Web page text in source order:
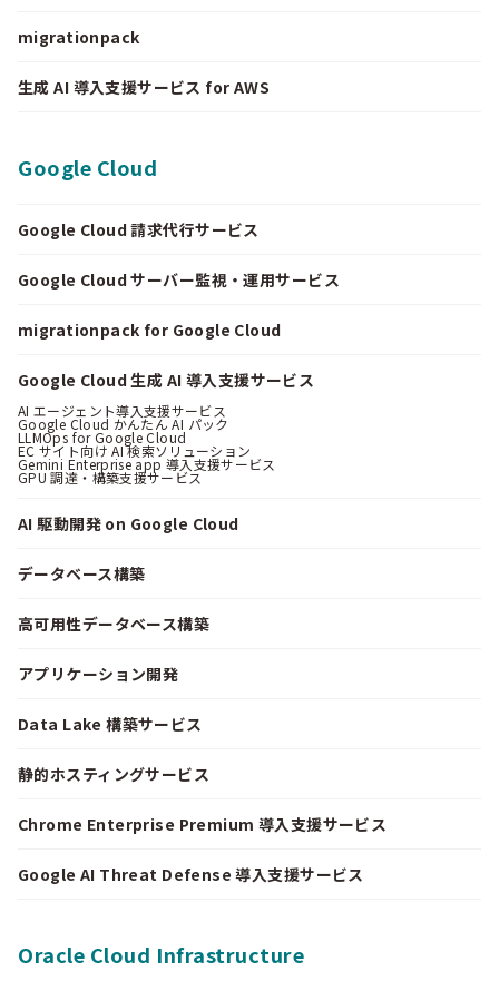
migrationpack
生成 AI 導入支援サービス for AWS
Google Cloud
Google Cloud 請求代行サービス
Google Cloud サーバー監視・運用サービス
migrationpack for Google Cloud
Google Cloud 生成 AI 導入支援サービス
AI エージェント導入支援サービス
Google Cloud かんたん AI パック
LLMOps for Google Cloud
EC サイト向け AI 検索ソリューション
Gemini Enterprise app 導入支援サービス
GPU 調達・構築支援サービス
AI 駆動開発 on Google Cloud
データベース構築
高可用性データベース構築
アプリケーション開発
Data Lake 構築サービス
静的ホスティングサービス
Chrome Enterprise Premium 導入支援サービス
Google AI Threat Defense 導入支援サービス
Oracle Cloud Infrastructure